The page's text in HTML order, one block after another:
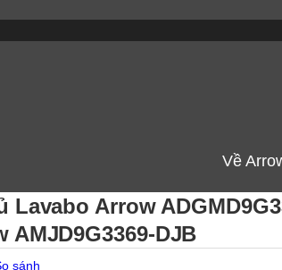
Về
Lavabo Arrow
AMJD9G3369-DJB
sánh